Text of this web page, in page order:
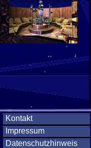
Kontakt
Impressum
Datenschutzhinweis